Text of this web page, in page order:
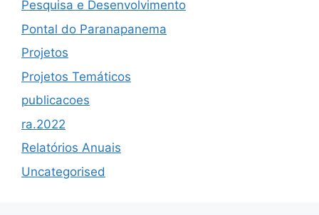
Pesquisa e Desenvolvimento
Pontal do Paranapanema
Projetos
Projetos Temáticos
publicacoes
ra.2022
Relatórios Anuais
Uncategorised